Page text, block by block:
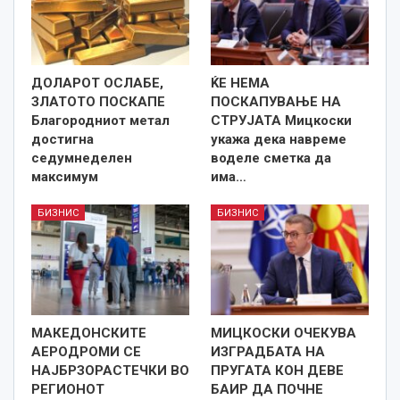
ДОЛАРОТ ОСЛАБЕ,
ЗЛАТОТО ПОСКАПЕ
Благородниот метал
достигна
седумнеделен
максимум
ЌЕ НЕМА
ПОСКАПУВАЊЕ НА
СТРУЈАТА Мицкоски
укажа дека навреме
воделе сметка да
има…
БИЗНИС
МАКЕДОНСКИТЕ
АЕРОДРОМИ СЕ
НАЈБРЗОРАСТЕЧКИ ВО
РЕГИОНОТ
БИЗНИС
МИЦКОСКИ ОЧЕКУВА
ИЗГРАДБАТА НА
ПРУГАТА КОН ДЕВЕ
БАИР ДА ПОЧНЕ